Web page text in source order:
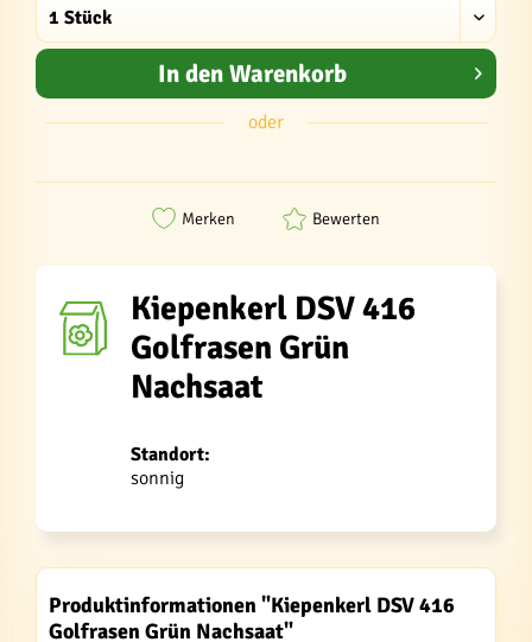
In den Warenkorb
oder
Merken Bewerten
Kiepenkerl DSV 416
Golfrasen Grün
Nachsaat
Standort:
sonnig
Produktinformationen "Kiepenkerl DSV 416
Golfrasen Grün Nachsaat"